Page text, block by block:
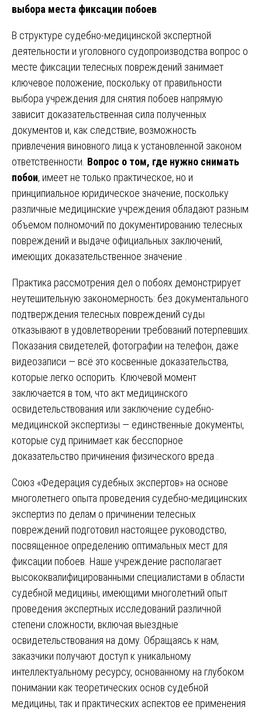
выбора места фиксации побоев
В структуре судебно-медицинской экспертной
деятельности и уголовного судопроизводства вопрос о
месте фиксации телесных повреждений занимает
ключевое положение, поскольку от правильности
выбора учреждения для снятия побоев напрямую
зависит доказательственная сила полученных
документов и, как следствие, возможность
привлечения виновного лица к установленной законом
ответственности. Вопрос о том, где нужно снимать
побои, имеет не только практическое, но и
принципиальное юридическое значение, поскольку
различные медицинские учреждения обладают разным
объемом полномочий по документированию телесных
повреждений и выдаче официальных заключений,
имеющих доказательственное значение .
Практика рассмотрения дел о побоях демонстрирует
неутешительную закономерность: без документального
подтверждения телесных повреждений суды
отказывают в удовлетворении требований потерпевших.
Показания свидетелей, фотографии на телефон, даже
видеозаписи — всё это косвенные доказательства,
которые легко оспорить. Ключевой момент
заключается в том, что акт медицинского
освидетельствования или заключение судебно-
медицинской экспертизы — единственные документы,
которые суд принимает как бесспорное
доказательство причинения физического вреда .
Союз «Федерация судебных экспертов» на основе
многолетнего опыта проведения судебно-медицинских
экспертиз по делам о причинении телесных
повреждений подготовил настоящее руководство,
посвященное определению оптимальных мест для
фиксации побоев. Наше учреждение располагает
высококвалифицированными специалистами в области
судебной медицины, имеющими многолетний опыт
проведения экспертных исследований различной
степени сложности, включая выездные
освидетельствования на дому. Обращаясь к нам,
заказчики получают доступ к уникальному
интеллектуальному ресурсу, основанному на глубоком
понимании как теоретических основ судебной
медицины, так и практических аспектов ее применения